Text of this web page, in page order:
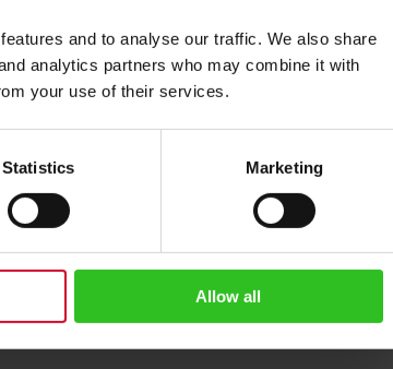
and to analyse our traffic. We also share
analytics partners who may combine it with
your use of their services.
Statistics Marketing
Allow all
Warenkorb In den Warenkorb